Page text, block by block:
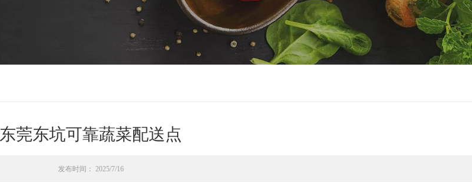
东莞东坑可靠蔬菜配送点
发布时间： 2025/7/16